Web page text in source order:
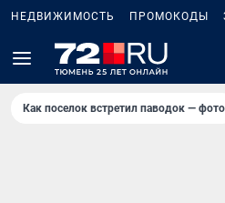
НЕДВИЖИМОСТЬ ПРОМОКОДЫ
Как поселок встретил паводок — фото